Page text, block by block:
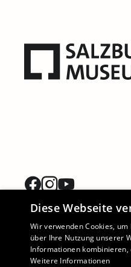
Diese Webseite
Wir verwenden Cookies,
über Ihre Nutzung unserer
Informationen
Weitere Informationen